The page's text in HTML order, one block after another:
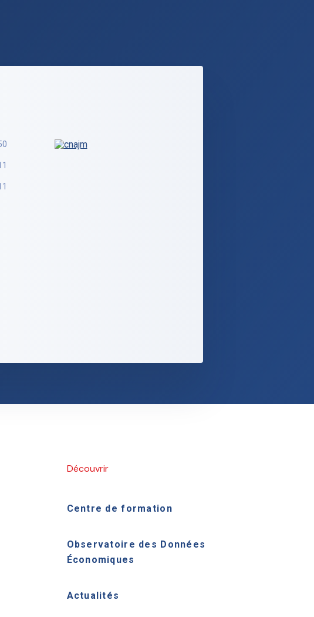
Découvrir
Centre de formation
Observatoire des Données
Économiques
Actualités